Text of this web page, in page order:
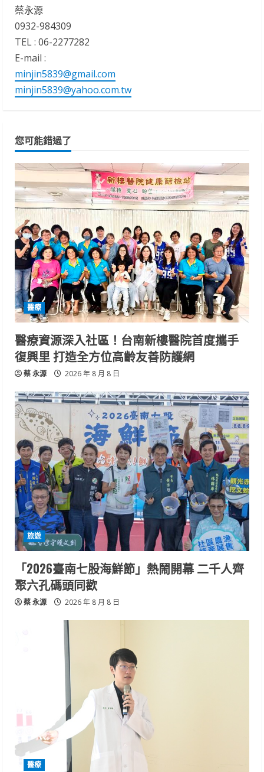
蔡永源
0932-984309
TEL : 06-2277282
E-mail :
minjin5839@gmail.com
minjin5839@yahoo.com.tw
您可能錯過了
醫療
醫療資源深入社區！台南新樓醫院首度攜手
復興里 打造全方位高齡友善防護網
蔡 永源 2026 年 8 月 8 日
旅遊
「2026臺南七股海鮮節」熱鬧開幕 二千人齊
聚六孔碼頭同歡
蔡 永源 2026 年 8 月 8 日
醫療